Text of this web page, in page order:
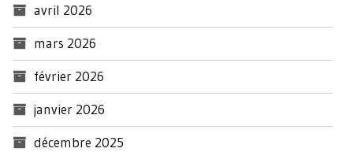
avril 2026
mars 2026
février 2026
janvier 2026
décembre 2025